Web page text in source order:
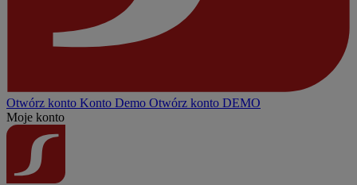
Otwórz konto Konto Demo Otwórz konto DEMO
Moje konto